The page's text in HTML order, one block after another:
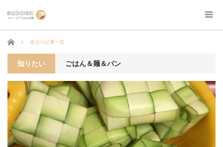
ホーム 過去の記事一覧
知りたい ごはん＆麺＆パン